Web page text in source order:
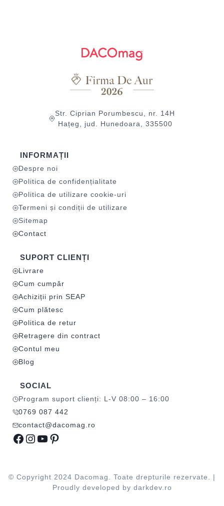
Str. Ciprian Porumbescu, nr. 14H
Hațeg, jud. Hunedoara, 335500
INFORMAȚII
Despre noi
Politica de confidențialitate
Politica de utilizare cookie-uri
Termeni și condiții de utilizare
Sitemap
Contact
SUPORT CLIENȚI
Livrare
Cum cumpăr
Achiziții prin SEAP
Cum plătesc
Politica de retur
Retragere din contract
Contul meu
Blog
SOCIAL
Program suport clienți: L-V 08:00 – 16:00
0769 087 442
contact@dacomag.ro
Facebook
Instagram
YouTube
Pinterest
© Copyright 2024 Dacomag. Toate drepturile rezervate. |
Proudly developed by darkdev.ro